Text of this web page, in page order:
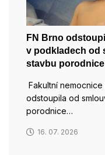
FN Brno
v podkladech od
stavbu porodnice
Fakultní nemocnice
odstoupila od
porodnice…
16. 07. 2026